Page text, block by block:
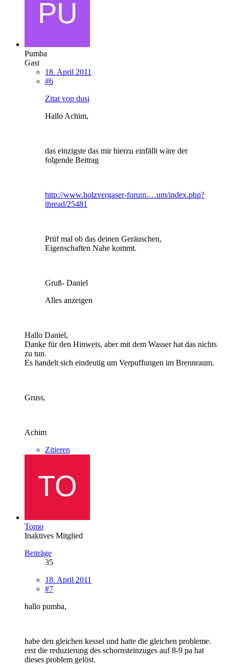
Pumba
Gast
18. April 2011
#6
Zitat von dusi
Hallo Achim,
das einzigste das mir hierzu einfällt wäre der
folgende Beitrag
http://www.holzvergaser-forum.…um/index.php?
thread/25481
Prüf mal ob das deinen Geräuschen,
Eigenschaften Nahe kommt.
Gruß- Daniel
Alles anzeigen
Hallo Daniel,
Danke für den Hinweis, aber mit dem Wasser hat das nichts
zu tun.
Es handelt sich eindeutig um Verpuffungen im Brennraum.
Gruss,
Achim
Zitieren
Tomo
Inaktives Mitglied
Beiträge
35
18. April 2011
#7
hallo pumba,
habe den gleichen kessel und hatte die gleichen probleme.
erst die reduzierung des schornsteinzuges auf 8-9 pa hat
dieses problem gelöst.